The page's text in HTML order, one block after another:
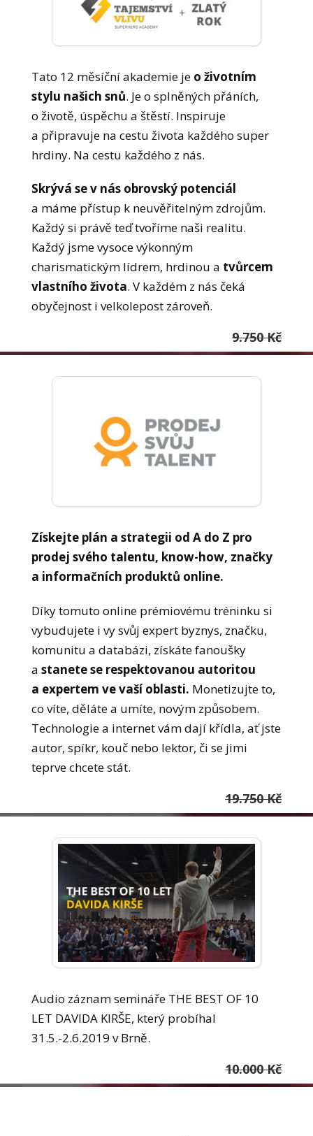
Tato 12 měsíční akademie je o životním
stylu našich snů. Je o splněných přáních,
o životě, úspěchu a štěstí. Inspiruje
a připravuje na cestu života každého super
hrdiny. Na cestu každého z nás.
Skrývá se v nás obrovský potenciál
a máme přístup k neuvěřitelným zdrojům.
Každý si právě teď tvoříme naši realitu.
Každý jsme vysoce výkonným
charismatickým lídrem, hrdinou a tvůrcem
vlastního života. V každém z nás čeká
obyčejnost i velkolepost zároveň.
9.750 Kč
Získejte plán a strategii od A do Z pro
prodej svého talentu, know-how, značky
a informačních produktů online.
Díky tomuto online prémiovému tréninku si
vybudujete i vy svůj expert byznys, značku,
komunitu a databázi, získáte fanoušky
a stanete se respektovanou autoritou
a expertem ve vaší oblasti. Monetizujte to,
co víte, děláte a umíte, novým způsobem.
Technologie a internet vám dají křídla, ať jste
autor, spíkr, kouč nebo lektor, či se jimi
teprve chcete stát.
19.750 Kč
Audio záznam semináře THE BEST OF 10
LET DAVIDA KIRŠE, který probíhal
31.5.-2.6.2019 v Brně.
10.000 Kč